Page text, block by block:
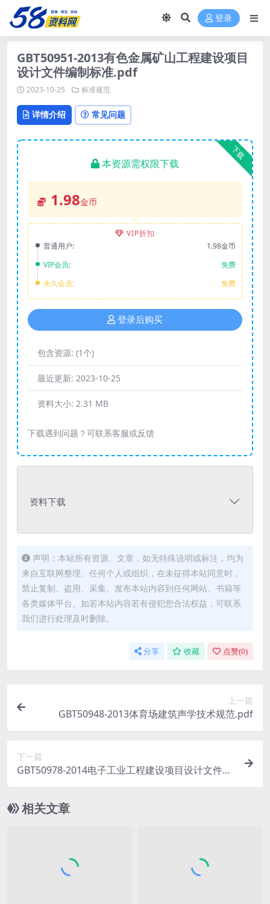
登录
GBT50951-2013有色金属矿山工程建设项目
设计文件编制标准.pdf
2023-10-25 标准规范
详情介绍 常见问题
下载
本资源需权限下载
1.98金币
VIP折扣
普通用户:
1.98金币
VIP会员:
免费
永久会员:
免费
登录后购买
包含资源: (1个)
最近更新: 2023-10-25
资料大小: 2.31 MB
下载遇到问题？可联系客服或反馈
资料下载
声明：本站所有资源、文章，如无特殊说明或标注，均为
来自互联网整理。任何个人或组织，在未征得本站同意时，
禁止复制、盗用、采集、发布本站内容到任何网站、书籍等
各类媒体平台。如若本站内容若有侵犯您合法权益，可联系
我们进行处理及时删除。
分享 收藏 点赞(0)
上一篇
GBT50948-2013体育场建筑声学技术规范.pdf
下一篇
GBT50978-2014电子工业工程建设项目设计文件编
相关文章